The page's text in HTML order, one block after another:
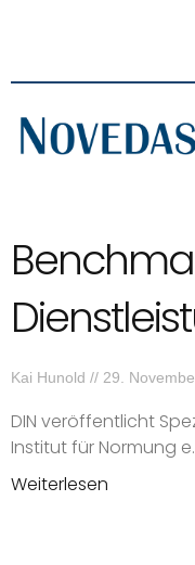
Kai Hunold 29.
DIN veröffentlicht
Institut für Normung
Weiterlesen